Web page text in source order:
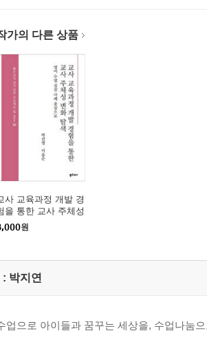
교사인 나 찾아가기, 교사정체성 _52
실 속 습관과 가치 _54
업 변화 그래프 _56
주 특별한 나의 수업_58
업의 온도차 _60
업 육각형 _62
사 GPS _64
사의 바운더리 _66
사의 정체성 들여다보기 _68
직 생애 그래프 _70
교사로서 나의 우선순위 _72
나의 교육관 _78
교사 공동체 세우기 _80
가의 다른 상품
사 교육과정 개발 경
을 통한 교사 주체성
화 탐색
원
: 박지연
업으로 아이들과 꿈꾸는 세상을, 수업나눔